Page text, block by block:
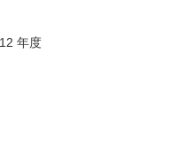
年度